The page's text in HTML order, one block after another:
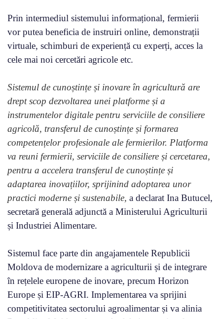
Prin intermediul sistemului informațional, fermierii
vor putea beneficia de instruiri online, demonstrații
virtuale, schimburi de experiență cu experți, acces la
cele mai noi cercetări agricole etc.
Sistemul de cunoștințe și inovare în agricultură are
drept scop dezvoltarea unei platforme și a
instrumentelor digitale pentru serviciile de consiliere
agricolă, transferul de cunoștințe și formarea
competențelor profesionale ale fermierilor. Platforma
va reuni fermierii, serviciile de consiliere și cercetarea,
pentru a accelera transferul de cunoștințe și
adaptarea inovațiilor, sprijinind adoptarea unor
practici moderne și sustenabile, a declarat Ina Butucel,
secretară generală adjunctă a Ministerului Agriculturii
și Industriei Alimentare.
Sistemul face parte din angajamentele Republicii
Moldova de modernizare a agriculturii și de integrare
în rețelele europene de inovare, precum Horizon
Europe și EIP-AGRI. Implementarea va sprijini
competitivitatea sectorului agroalimentar și va alinia